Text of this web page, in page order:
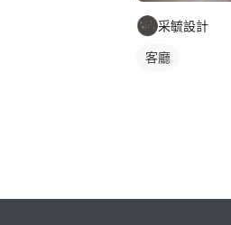
采毓設計
客廳